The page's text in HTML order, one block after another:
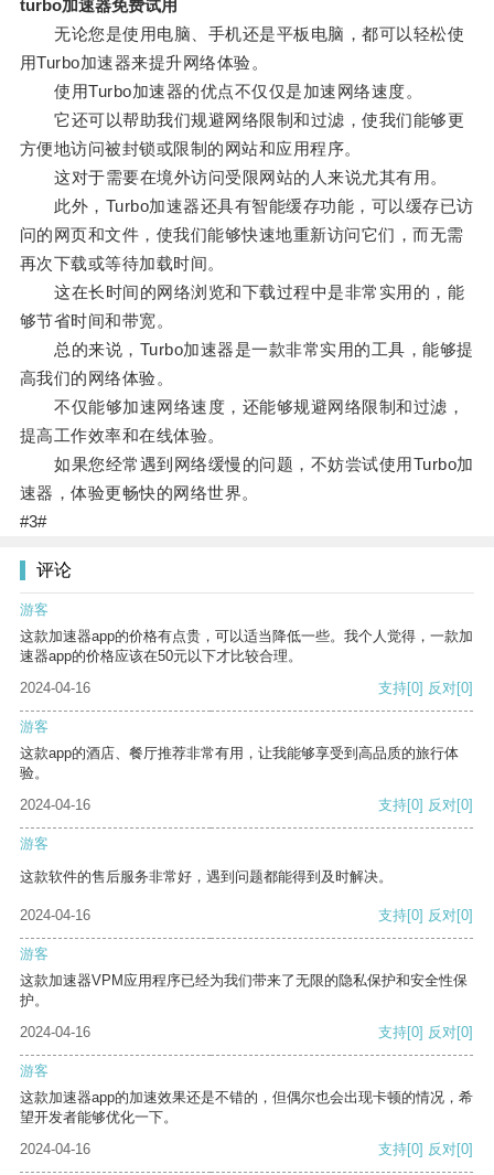
turbo加速器免费试用
无论您是使用电脑、手机还是平板电脑，都可以轻松使
用Turbo加速器来提升网络体验。
使用Turbo加速器的优点不仅仅是加速网络速度。
它还可以帮助我们规避网络限制和过滤，使我们能够更
方便地访问被封锁或限制的网站和应用程序。
这对于需要在境外访问受限网站的人来说尤其有用。
此外，Turbo加速器还具有智能缓存功能，可以缓存已访
问的网页和文件，使我们能够快速地重新访问它们，而无需
再次下载或等待加载时间。
这在长时间的网络浏览和下载过程中是非常实用的，能
够节省时间和带宽。
总的来说，Turbo加速器是一款非常实用的工具，能够提
高我们的网络体验。
不仅能够加速网络速度，还能够规避网络限制和过滤，
提高工作效率和在线体验。
如果您经常遇到网络缓慢的问题，不妨尝试使用Turbo加
速器，体验更畅快的网络世界。
#3#
评论
游客
这款加速器app的价格有点贵，可以适当降低一些。我个人觉得，一款加
速器app的价格应该在50元以下才比较合理。
2024-04-16
支持[0] 反对[0]
游客
这款app的酒店、餐厅推荐非常有用，让我能够享受到高品质的旅行体
验。
2024-04-16
支持[0] 反对[0]
游客
这款软件的售后服务非常好，遇到问题都能得到及时解决。
2024-04-16 支持[0] 反对[0]
游客
这款加速器VPM应用程序已经为我们带来了无限的隐私保护和安全性保
护。
2024-04-16
支持[0] 反对[0]
游客
这款加速器app的加速效果还是不错的，但偶尔也会出现卡顿的情况，希
望开发者能够优化一下。
2024-04-16
支持[0] 反对[0]